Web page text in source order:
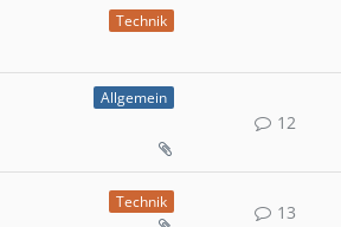
Technik
Allgemein
12
Technik 13